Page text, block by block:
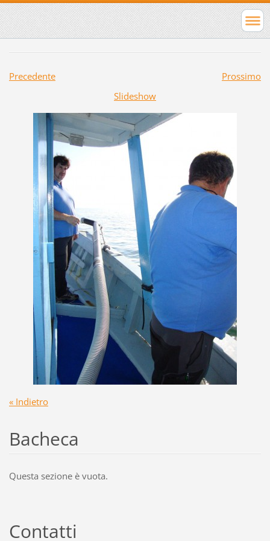
Precedente
Prossimo
Slideshow
« Indietro
Bacheca
Questa sezione è vuota.
Contatti